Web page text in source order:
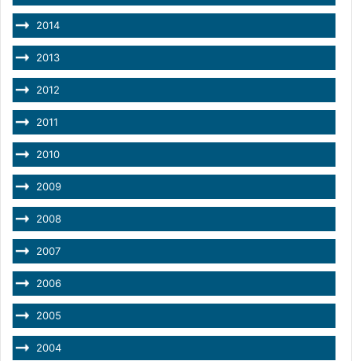
2014
2013
2012
2011
2010
2009
2008
2007
2006
2005
2004